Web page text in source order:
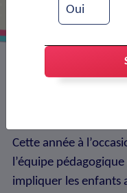
Tic ! Tac ! Tic ! Tac
Cette année à
l’équipe
impliquer les enfants
Oui